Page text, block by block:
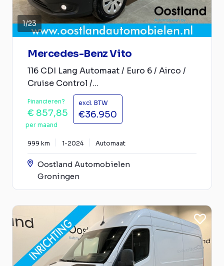
1/23
Mercedes-Benz Vito
116 CDI Lang Automaat / Euro 6 / Airco /
Cruise Control /...
Financieren?
€ 857,85
per maand
excl. BTW
€36.950
999 km 1-2024 Automaat
Oostland Automobielen
Groningen